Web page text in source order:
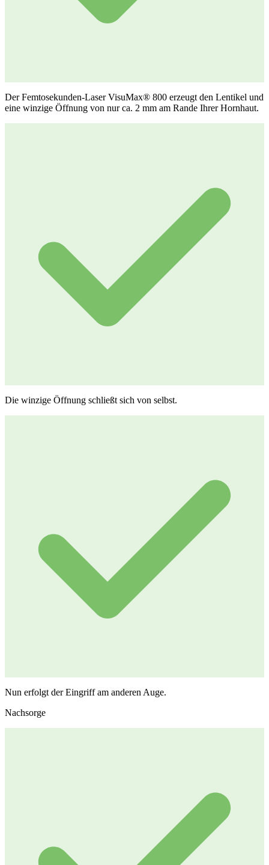
Der Femtosekunden-Laser VisuMax® 800 erzeugt den Lentikel und
eine winzige Öffnung von nur ca. 2 mm am Rande Ihrer Hornhaut.
Die winzige Öffnung schließt sich von selbst.
Nun erfolgt der Eingriff am anderen Auge.
Nachsorge